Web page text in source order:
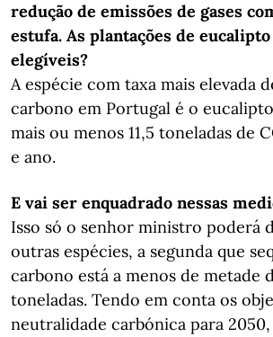
redução de emissões de gases
estufa. As plantações de
elegíveis?
A espécie com taxa mais elevada
carbono em Portugal é o
mais ou menos 11,5 toneladas de
e ano.
E vai ser enquadrado nessas
Isso só o senhor ministro poderá
outras espécies, a segunda que
carbono está a menos de metade
toneladas. Tendo em conta os
neutralidade carbónica para